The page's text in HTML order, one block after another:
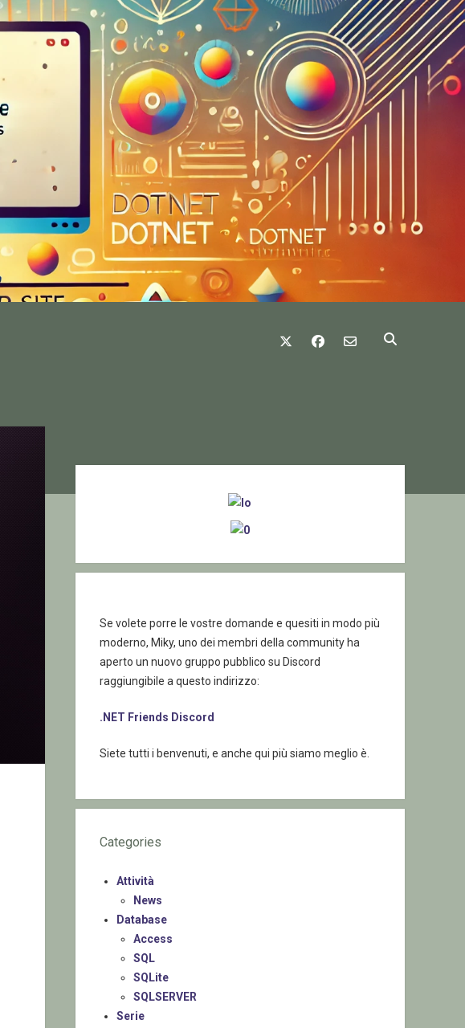
twitter facebook
email-form
Se volete porre le vostre domande e quesiti in modo più
moderno, Miky, uno dei membri della community ha
aperto un nuovo gruppo pubblico su Discord
raggiungibile a questo indirizzo:
.NET Friends Discord
Siete tutti i benvenuti, e anche qui più siamo meglio è.
Categories
Attività
News
Database
Access
SQL
SQLite
SQLSERVER
Serie